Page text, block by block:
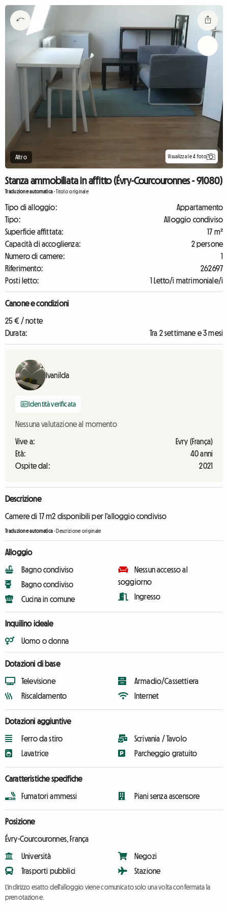
Altro Visualizza le 4 foto
Stanza ammobiliata in affitto (Évry-Courcouronnes - 91080)
Traduzione automatica-Titolo originale
Tipo di alloggio:
Appartamento
Tipo:
Alloggio condiviso
Superficie affittata:
17 m²
Capacità di accoglienza:
2 persone
Numero di camere:
1
Riferimento:
262697
Posti letto:
1 Letto/i matrimoniale/i
Canone e condizioni
25 € / notte
Durata:
Tra 2 settimane e 3 mesi
Ivanilda
Identità verificata
Nessuna valutazione al momento
Vive a:
Evry (França)
Età:
40 anni
Ospite dal:
2021
Descrizione
Camere di 17 m2 disponibili per l'alloggio condiviso
Traduzione automatica-Descrizione originale
Alloggio
Bagno condiviso
Bagno condiviso
Cucina in comune
Nessun accesso al
soggiorno
Ingresso
Inquilino ideale
Uomo o donna
Dotazioni di base
Televisione
Riscaldamento
Armadio/Cassettiera
Internet
Dotazioni aggiuntive
Ferro da stiro
Lavatrice
Scrivania / Tavolo
Parcheggio gratuito
Caratteristiche specifiche
Fumatori ammessi Piani senza ascensore
Posizione
Évry-Courcouronnes, França
Università
Trasporti pubblici
Negozi
Stazione
L'indirizzo esatto dell'alloggio viene comunicato solo una volta confermata la
prenotazione.